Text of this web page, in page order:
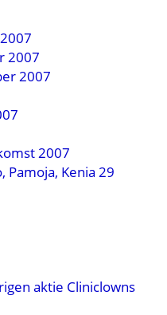
2007
2007
2007
Pamoja, Kenia 29
aktie Cliniclowns